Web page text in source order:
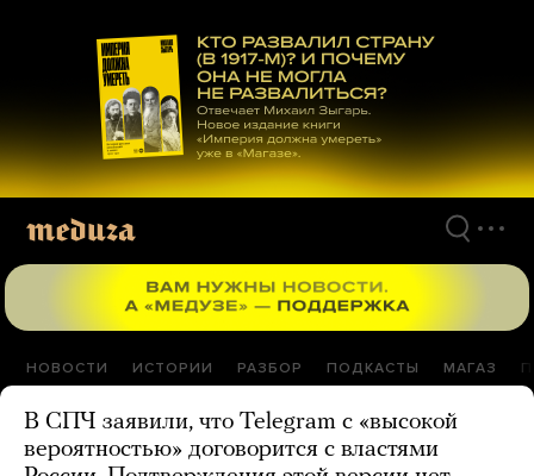
материалам
НОВОСТИ ИСТОРИИ РАЗБОР ПОДКАСТЫ МАГАЗ
В СПЧ заявили, что Telegram с «высокой
вероятностью» договорится с властями